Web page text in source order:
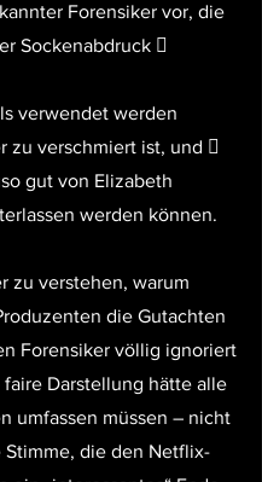
Forensiker vor, die
Sockenabdruck 
verwendet werden
zu verschmiert ist, und 
gut von Elizabeth
werden können.
zu verstehen, warum
die Gutachten
Forensiker völlig ignoriert
faire Darstellung hätte alle
umfassen müssen – nicht
Stimme, die den Netflix-